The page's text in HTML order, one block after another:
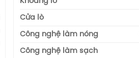
Cửa lò
Công nghệ làm nóng
Công nghệ làm sạch